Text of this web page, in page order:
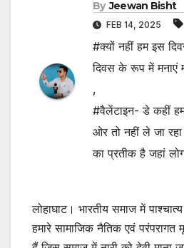
By Jeewan Bisht
FEB 14, 2025
#क्यों नहीं हम इस
दिवस के रूप में मनाएं
,
#वैलेंटाइन- डे कहीं
ओर तो नहीं ले जा
का प्रतीक है जहां
लोहाघाट। भारतीय समाज में
हमारे सामाजिक नैतिक एवं परंपरागत